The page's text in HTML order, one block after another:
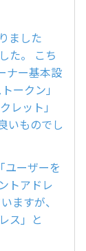
ました
た。 こち
ナー基本設
ークン」
レット」
いものでし
ユーザーを
トアドレ
ますが、
ス」と